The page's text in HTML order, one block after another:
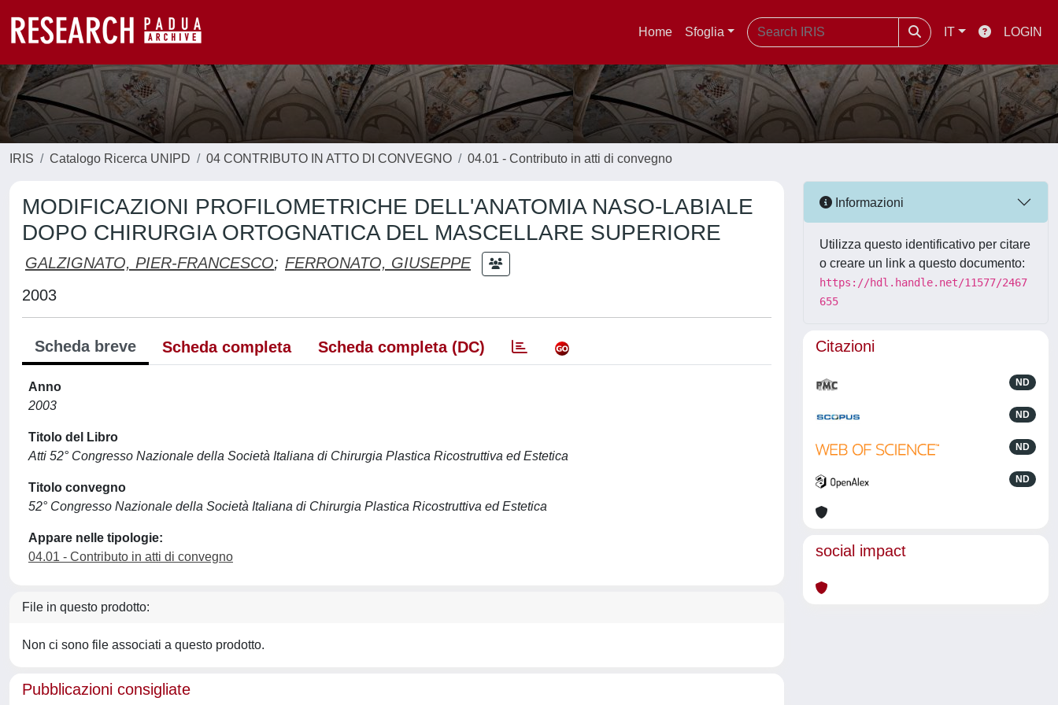
Home Sfoglia IT LOGIN
IRIS Catalogo Ricerca UNIPD 04 CONTRIBUTO IN ATTO DI CONVEGNO 04.01 - Contributo in atti di convegno
MODIFICAZIONI PROFILOMETRICHE DELL'ANATOMIA NASO-LABIALE
DOPO CHIRURGIA ORTOGNATICA DEL MASCELLARE SUPERIORE
GALZIGNATO, PIER-FRANCESCO; FERRONATO, GIUSEPPE
2003
Scheda breve Scheda completa Scheda completa (DC)
Anno
2003
Titolo del Libro
Atti 52° Congresso Nazionale della Società Italiana di Chirurgia Plastica Ricostruttiva ed Estetica
Titolo convegno
52° Congresso Nazionale della Società Italiana di Chirurgia Plastica Ricostruttiva ed Estetica
Appare nelle tipologie:
04.01 - Contributo in atti di convegno
File in questo prodotto:
Non ci sono file associati a questo prodotto.
Pubblicazioni consigliate
Informazioni
Utilizza questo identificativo per citare
o creare un link a questo documento:
https://hdl.handle.net/11577/2467
655
Citazioni
ND
ND
ND
ND
social impact